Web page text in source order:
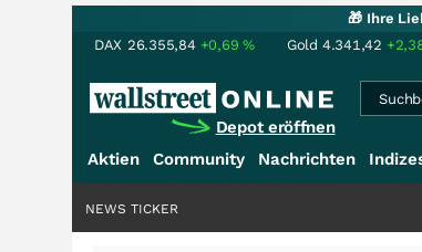
🎁 Ihre
DAX 26.355,84 +0,69% Gold 4.341,42
Depot eröffnen
Aktien Community Nachrichten
NEWS TICKER